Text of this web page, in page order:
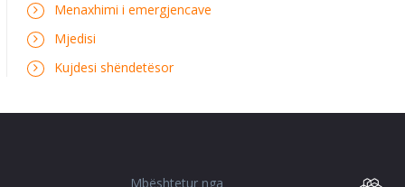
Menaxhimi i emergjencave
Mjedisi
Kujdesi shëndetësor
Mbështetur nga